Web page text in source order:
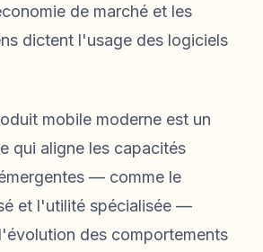
de marché et les
dictent l'usage des logiciels
mobile moderne est un
qui aligne les capacités
— comme le
et l'utilité spécialisée —
des comportements